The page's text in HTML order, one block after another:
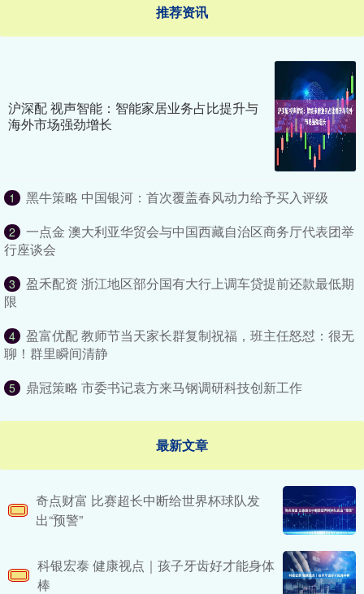
推荐资讯
沪深配 视声智能：智能家居业务占比提升与
海外市场强劲增长
1 黑牛策略 中国银河：首次覆盖春风动力给予买入评级
2
一点金 澳大利亚华贸会与中国西藏自治区商务厅代表团举
行座谈会
3
盈禾配资 浙江地区部分国有大行上调车贷提前还款最低期
限
4
盈富优配 教师节当天家长群复制祝福，班主任怒怼：很无
聊！群里瞬间清静
5 鼎冠策略 市委书记袁方来马钢调研科技创新工作
最新文章
奇点财富 比赛超长中断给世界杯球队发
出“预警”
科银宏泰 健康视点｜孩子牙齿好才能身体
棒